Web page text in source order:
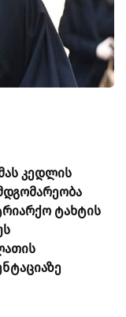
კედლის
ტახტის